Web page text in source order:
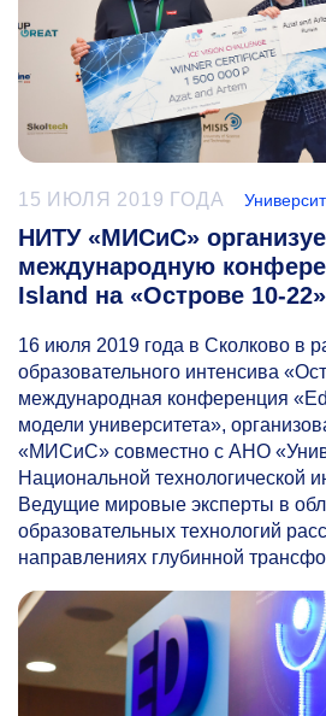
15 ИЮЛЯ 2019 ГОДА
НИТУ «МИСиС»
международную
Island на «Острове 10-22»
16 июля 2019 года в Сколково в
образовательного интенсива
международная конференция
модели университета»,
«МИСиС» совместно с АНО
Национальной технологической
Ведущие мировые эксперты в
образовательных технологий
направлениях глубинной